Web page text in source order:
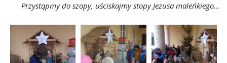
Przystąpmy do szopy, uściskajmy stopy Jezusa maleńkiego…